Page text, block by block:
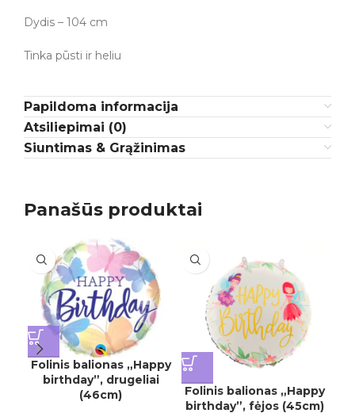
Dydis – 104 cm
Tinka pūsti ir heliu
Papildoma informacija
Atsiliepimai (0)
Siuntimas & Grąžinimas
Panašūs produktai
Folinis balionas „Happy
birthday”, drugeliai
(46cm)
Folinis balionas „Happy
birthday”, fėjos (45cm)